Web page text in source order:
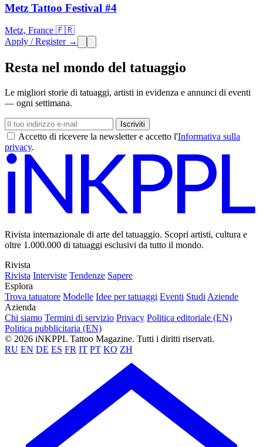
Metz Tattoo Festival #4
Metz, France 🇫🇷
Apply / Register →
Resta nel mondo del tatuaggio
Le migliori storie di tatuaggi, artisti in evidenza e annunci di eventi
— ogni settimana.
Iscriviti
Accetto di ricevere la newsletter e accetto l'Informativa sulla
privacy.
Rivista internazionale di arte del tatuaggio. Scopri artisti, cultura e
oltre 1.000.000 di tatuaggi esclusivi da tutto il mondo.
Rivista
Rivista Interviste Tendenze Sapere
Esplora
Trova tatuatore Modelle Idee per tatuaggi Eventi Studi Aziende
Azienda
Chi siamo Termini di servizio Privacy Politica editoriale (EN)
Politica pubblicitaria (EN)
© 2026 iNKPPL Tattoo Magazine. Tutti i diritti riservati.
RU EN DE ES FR IT PT KO ZH